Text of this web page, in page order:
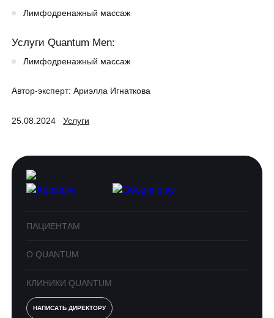
Лимфодренажный массаж
Услуги Quantum Men:
Лимфодренажный массаж
Автор-эксперт:Ариэлла Игнаткова
25.08.2024 Услуги
ПАЦИЕНТАМ
О QUANTUM
КЛИНИКИ QUANTUM
НАПИСАТЬ ДИРЕКТОРУ